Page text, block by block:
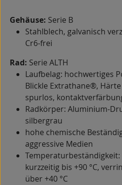
Gehäuse: Serie B
Stahlblech, galvanisch
Cr6-frei
Rad: Serie ALTH
Laufbelag: hochwertiges
Blickle Extrathane®,
spurlos,
Radkörper: Aluminium-
silbergrau
hohe chemische
aggressive Medien
Temperaturbeständigkeit:
kurzzeitig bis +90 °C,
über +40 °C